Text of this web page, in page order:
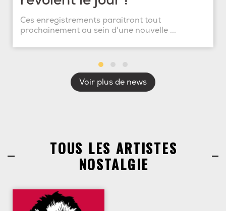
Ces enregistrements paraitront tout
prochainement au sein d'une nouvelle ...
Voir plus de news
TOUS LES ARTISTES
NOSTALGIE